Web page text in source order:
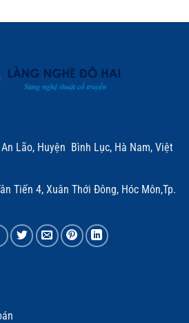
sao
Lão, Huyện Bình Lục, Hà Nam, Việt
Tiến 4, Xuân Thới Đông, Hóc Môn,Tp.